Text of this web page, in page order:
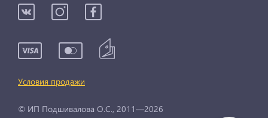
© ИП Подшивалова О.С., 2011—2026
Условия продажи